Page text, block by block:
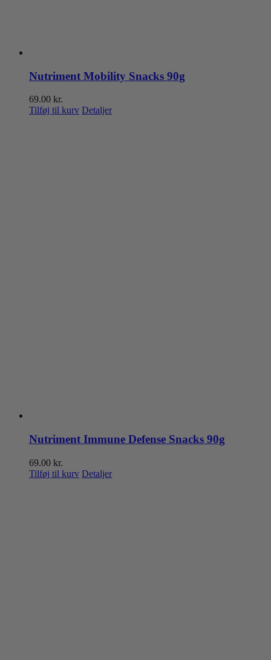
Nutriment Mobility Snacks 90g
69.00 kr.
Tilføj til kurv Detaljer
Nutriment Immune Defense Snacks 90g
69.00 kr.
Tilføj til kurv Detaljer